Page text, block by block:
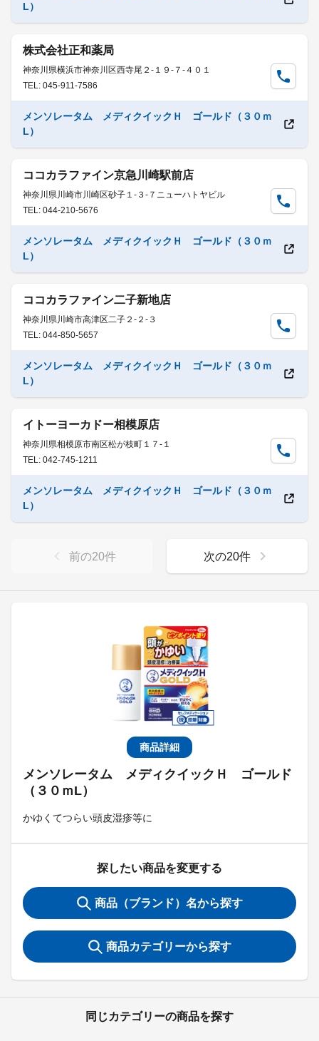
商品詳細
メンソレータム メディクイックＨ ゴールド
（３０ｍL）
かゆくてつらい頭皮湿疹等に
探したい商品を変更する
商品（ブランド）名から探す
商品カテゴリーから探す
同じカテゴリーの商品を探す
L）
株式会社正和薬局
神奈川県横浜市神奈川区西寺尾２-１９-７-４０１
TEL: 045-911-7586
メンソレータム メディクイックＨ ゴールド（３０ｍ
L）
ココカラファイン京急川崎駅前店
神奈川県川崎市川崎区砂子１-３-７ニューハトヤビル
TEL: 044-210-5676
メンソレータム メディクイックＨ ゴールド（３０ｍ
L）
ココカラファイン二子新地店
神奈川県川崎市高津区二子２-２-３
TEL: 044-850-5657
メンソレータム メディクイックＨ ゴールド（３０ｍ
L）
イトーヨーカドー相模原店
神奈川県相模原市南区松が枝町１７-１
TEL: 042-745-1211
メンソレータム メディクイックＨ ゴールド（３０ｍ
L）
前の20件 次の20件